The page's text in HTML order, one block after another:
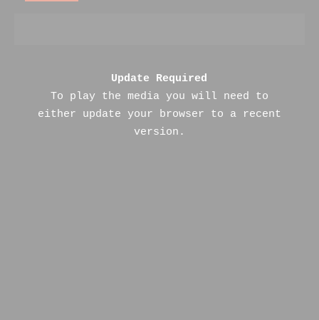
Update Required
To play the media you will need to
either update your browser to a recent
version.